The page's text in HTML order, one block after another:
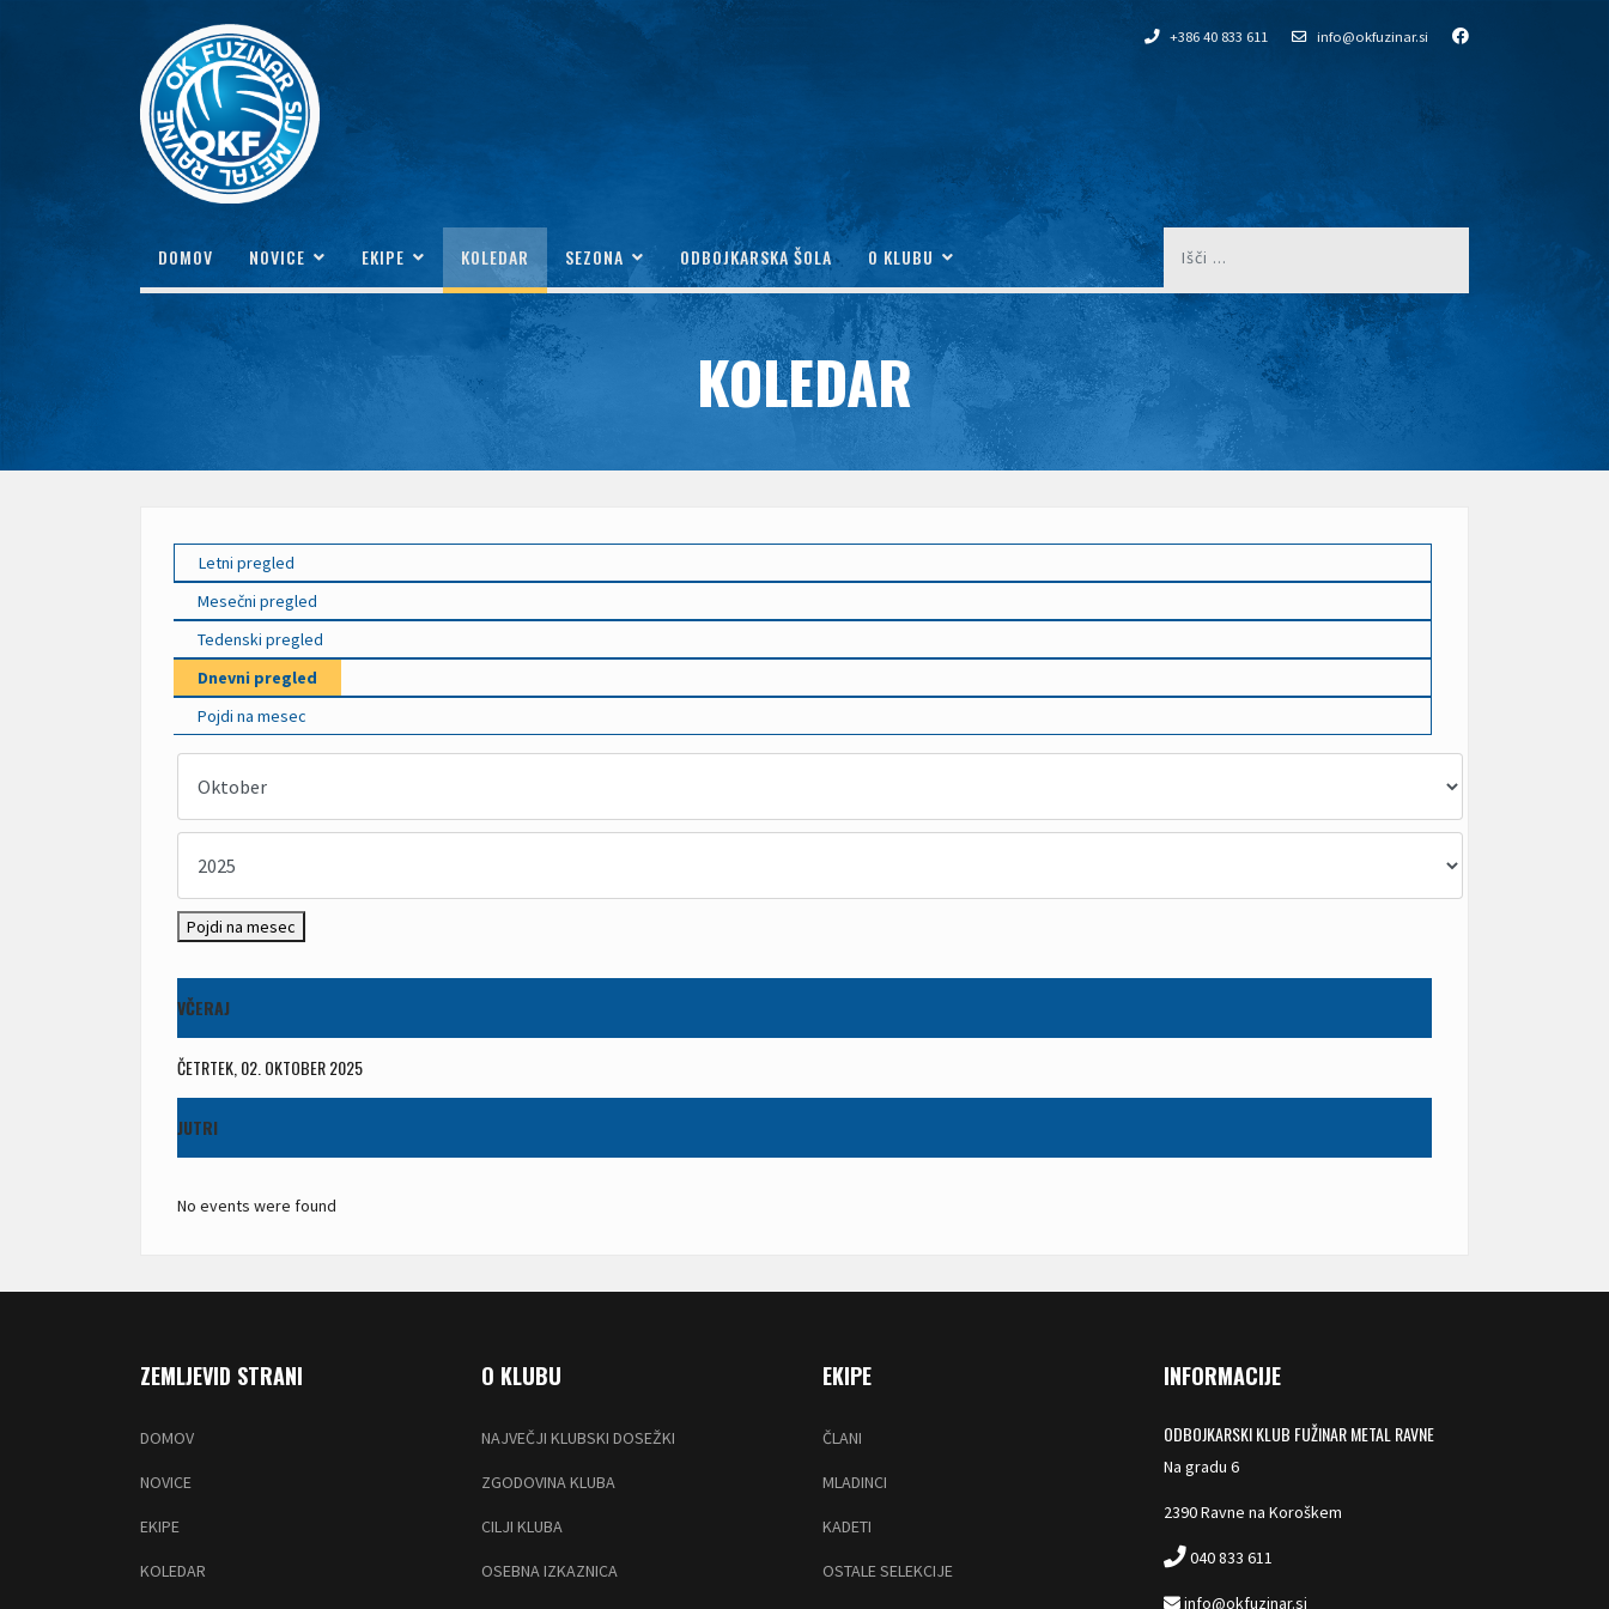
+386 40 833 611 info@okfuzinar.si
DOMOV NOVICE EKIPE KOLEDAR SEZONA ODBOJKARSKA ŠOLA O KLUBU
KOLEDAR
Letni pregled
Mesečni pregled
Tedenski pregled
Dnevni pregled
Pojdi na mesec
Pojdi na mesec
VČERAJ
ČETRTEK, 02. OKTOBER 2025
JUTRI
No events were found
ZEMLJEVID STRANI
DOMOV
NOVICE
EKIPE
KOLEDAR
O KLUBU
NAJVEČJI KLUBSKI DOSEŽKI
ZGODOVINA KLUBA
CILJI KLUBA
OSEBNA IZKAZNICA
EKIPE
ČLANI
MLADINCI
KADETI
OSTALE SELEKCIJE
INFORMACIJE
ODBOJKARSKI KLUB FUŽINAR METAL RAVNE
Na gradu 6
2390 Ravne na Koroškem
040 833 611
info@okfuzinar.si